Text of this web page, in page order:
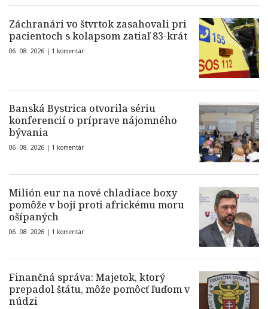
Záchranári vo štvrtok zasahovali pri
pacientoch s kolapsom zatiaľ 83-krát
06. 08. 2026 | 1 komentár
Banská Bystrica otvorila sériu
konferencií o príprave nájomného
bývania
06. 08. 2026 | 1 komentár
Milión eur na nové chladiace boxy
pomôže v boji proti africkému moru
ošípaných
06. 08. 2026 | 1 komentár
Finančná správa: Majetok, ktorý
prepadol štátu, môže pomôcť ľuďom v
núdzi